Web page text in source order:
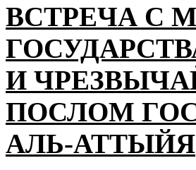
ВСТРЕЧА С
И
ПОСЛОМ
АЛЬ-АТТЫЙЯ